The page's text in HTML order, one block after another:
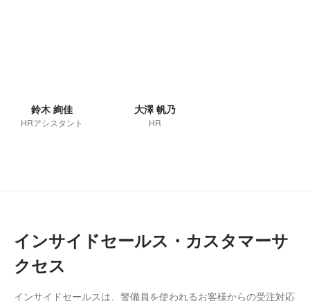
鈴木 絢佳
HRアシスタント
大澤 帆乃
HR
インサイドセールス・カスタマーサ
クセス
インサイドセールスは、警備員を使われるお客様からの受注対応